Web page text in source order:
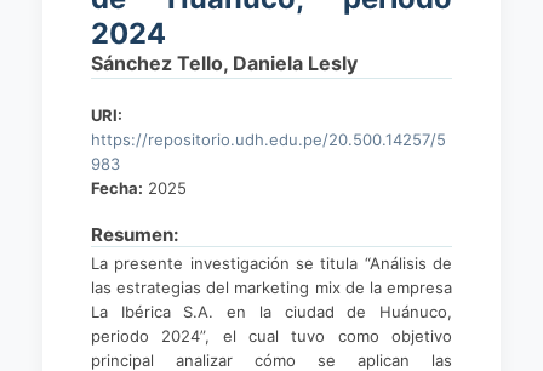
2024
Sánchez Tello, Daniela Lesly
URI:
https://repositorio.udh.edu.pe/20.500.14257/5
983
Fecha: 2025
Resumen:
La presente investigación se titula “Análisis de
las estrategias del marketing mix de la empresa
La Ibérica S.A. en la ciudad de Huánuco,
periodo 2024”, el cual tuvo como objetivo
principal analizar cómo se aplican las